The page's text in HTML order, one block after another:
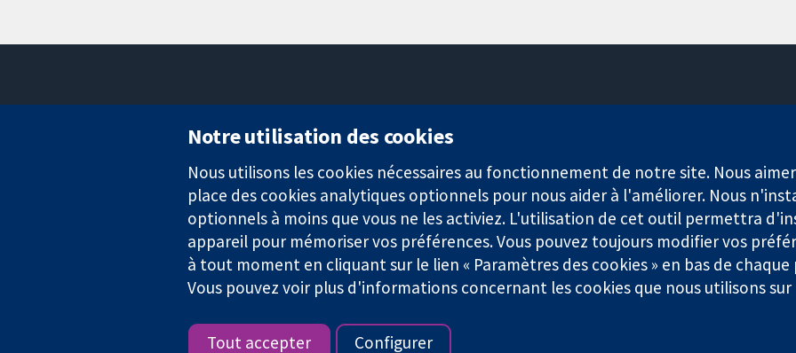
Londres
Royaume-Uni
La Collaboration Cochrane est une association caritative (n° 1045921) et une société à responsabilité limitée par garantie (n°
Copyright © 2026 The Cochrane Collaboration Conditions Générales
Notre utilisation des cookies
Nous utilisons les cookies nécessaires au fonctionnement de notre site. Nous
place des cookies analytiques optionnels pour nous aider à l'améliorer. Nous
optionnels à moins que vous ne les activiez. L'utilisation de cet outil permettra
appareil pour mémoriser vos préférences. Vous pouvez toujours modifier vos
à tout moment en cliquant sur le lien « Paramètres des cookies » en bas de chaque
Vous pouvez voir plus d'informations concernant les cookies que nous utilisons
Tout accepter Configurer